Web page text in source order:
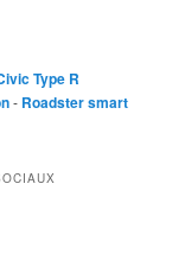
Type R
- Roadster smart